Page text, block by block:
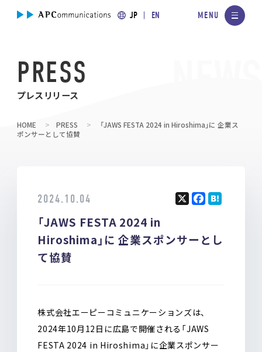
JP EN
PRESS
プレスリリース
HOME PRESS
「JAWS FESTA 2024 in Hiroshima」に 企業ス
ポンサーとして協賛
2024.10.04
「JAWS FESTA 2024 in
Hiroshima」に 企業スポンサーとし
て協賛
cee
n
株式会社エーピーコミュニケーションズは、
2024年10月12日に広島で開催される「JAWS
FESTA 2024 in Hiroshima」に企業スポンサー